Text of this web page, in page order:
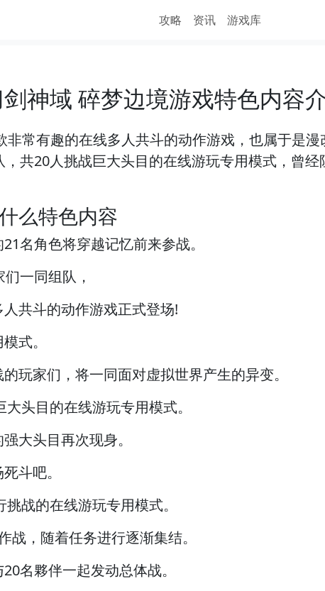
攻略 资讯 游戏库
剑神域 碎梦边境游戏特色内容
非常有趣的在线多人共斗的动作游戏，也属于是
共20人挑战巨大头目的在线游玩专用模式，曾
么特色内容
名角色将穿越记忆前来参战。
一同组队，
共斗的动作游戏正式登场!
式。
玩家们，将一同面对虚拟世界产生的异变。
头目的在线游玩专用模式。
大头目再次现身。
斗吧。
战的在线游玩专用模式。
，随着任务进行逐渐集结。
名夥伴一起发动总体战。